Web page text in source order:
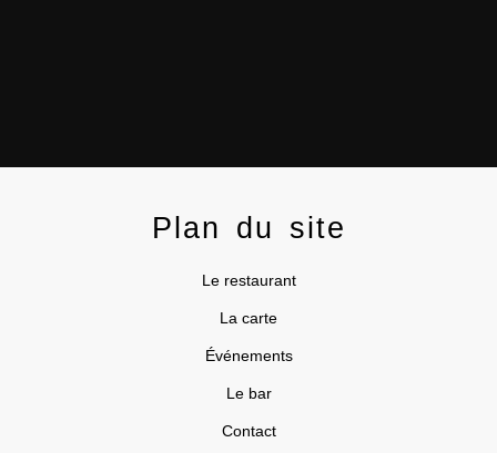
Plan du site
Le restaurant
La carte
Événements
Le bar
Contact